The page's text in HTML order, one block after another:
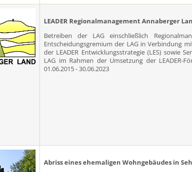
LEADER Regionalmanagement Annaberger
Betreiben der LAG einschließlich
Entscheidungsgremium der LAG in Verbindung
der LEADER Entwicklungsstrategie (LES) sowie
LAG im Rahmen der Umsetzung der LEADER-
01.06.2015 - 30.06.2023
Abriss eines ehemaligen Wohngebäudes in